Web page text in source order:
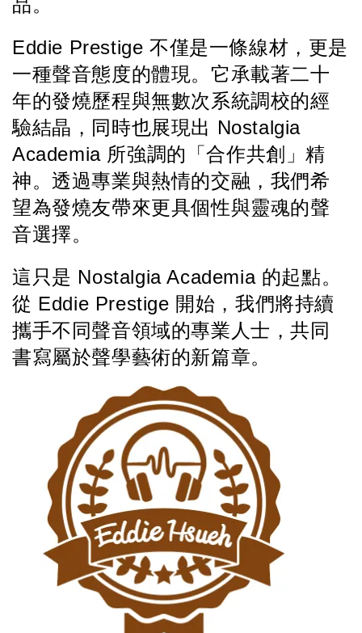
品。
Eddie Prestige 不僅是一條線材，更是
一種聲音態度的體現。它承載著二十
年的發燒歷程與無數次系統調校的經
驗結晶，同時也展現出 Nostalgia
Academia 所強調的「合作共創」精
神。透過專業與熱情的交融，我們希
望為發燒友帶來更具個性與靈魂的聲
音選擇。
這只是 Nostalgia Academia 的起點。
從 Eddie Prestige 開始，我們將持續
攜手不同聲音領域的專業人士，共同
書寫屬於聲學藝術的新篇章。